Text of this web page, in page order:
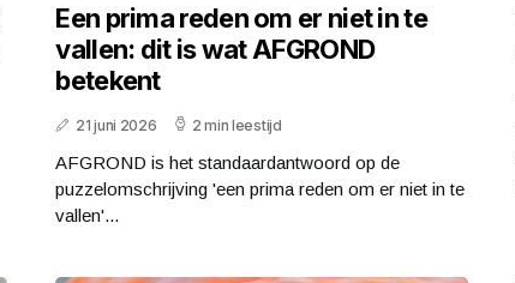
Een prima reden om er niet in te
vallen: dit is wat AFGROND
betekent
21 juni 2026 2 min leestijd
AFGROND is het standaardantwoord op de
puzzelomschrijving 'een prima reden om er niet in te
vallen'...